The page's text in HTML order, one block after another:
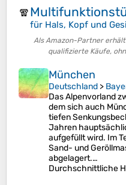
🧣
für Hals, Kopf und
Als Amazon-Partner
qualifizierte Käufe,
München
Deutschland >
Das Alpenvorland
dem sich auch
tiefen
Jahren
aufgefüllt wird. Im
Sand- und
abgelagert.…
Durchschnittliche